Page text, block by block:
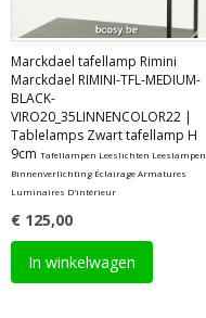
Marckdael tafellamp Rimini
Marckdael RIMINI-TFL-MEDIUM-
BLACK-
VIRO20_35LINNENCOLOR22 |
Tablelamps Zwart tafellamp H
9cm Tafellampen Leeslichten Leeslampen
Binnenverlichting Éclairage Armatures
Luminaires D'intérieur
€ 125,00
In winkelwagen